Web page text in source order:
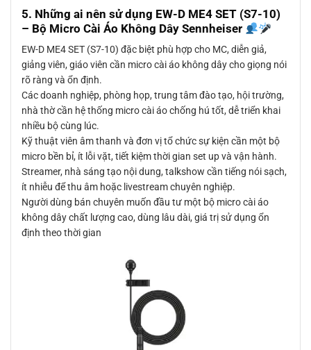
5. Những ai nên sử dụng EW-D ME4 SET (S7-10)
– Bộ Micro Cài Áo Không Dây Sennheiser
EW-D ME4 SET (S7-10) đặc biệt phù hợp cho MC, diễn giả,
giảng viên, giáo viên cần micro cài áo không dây cho giọng nói
rõ ràng và ổn định.
Các doanh nghiệp, phòng họp, trung tâm đào tạo, hội trường,
nhà thờ cần hệ thống micro cài áo chống hú tốt, dễ triển khai
nhiều bộ cùng lúc.
Kỹ thuật viên âm thanh và đơn vị tổ chức sự kiện cần một bộ
micro bền bỉ, ít lỗi vặt, tiết kiệm thời gian set up và vận hành.
Streamer, nhà sáng tạo nội dung, talkshow cần tiếng nói sạch,
ít nhiễu để thu âm hoặc livestream chuyên nghiệp.
Người dùng bán chuyên muốn đầu tư một bộ micro cài áo
không dây chất lượng cao, dùng lâu dài, giá trị sử dụng ổn
định theo thời gian